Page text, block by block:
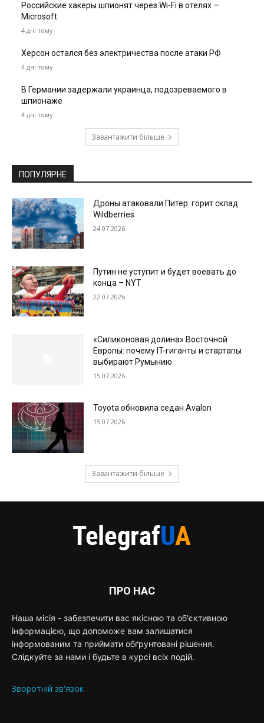
Российские хакеры шпионят через Wi-Fi в отелях —
Microsoft
4 дні тому
Херсон остался без электричества после атаки РФ
4 дні тому
В Германии задержали украинца, подозреваемого в
шпионаже
4 дні тому
Завантажити більше
ПОПУЛЯРНЕ
Дроны атаковали Питер: горит склад
Wildberries
24.07.2026
Путин не уступит и будет воевать до
конца – NYT
22.07.2026
«Силиконовая долина» Восточной
Европы: почему IT-гиганты и стартапы
выбирают Румынию
15.07.2026
Toyota обновила седан Avalon
15.07.2026
Завантажити більше
ПРО НАС
Наша місія - забезпечити вас якісною та об'єктивною
інформацією, що допоможе вам залишатися
інформованим та приймати обґрунтовані рішення.
Слідкуйте за нами і будьте в курсі всіх подій.
Зворотній зв'язок